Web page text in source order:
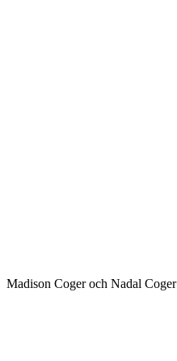
Madison Coger och Nadal Coger